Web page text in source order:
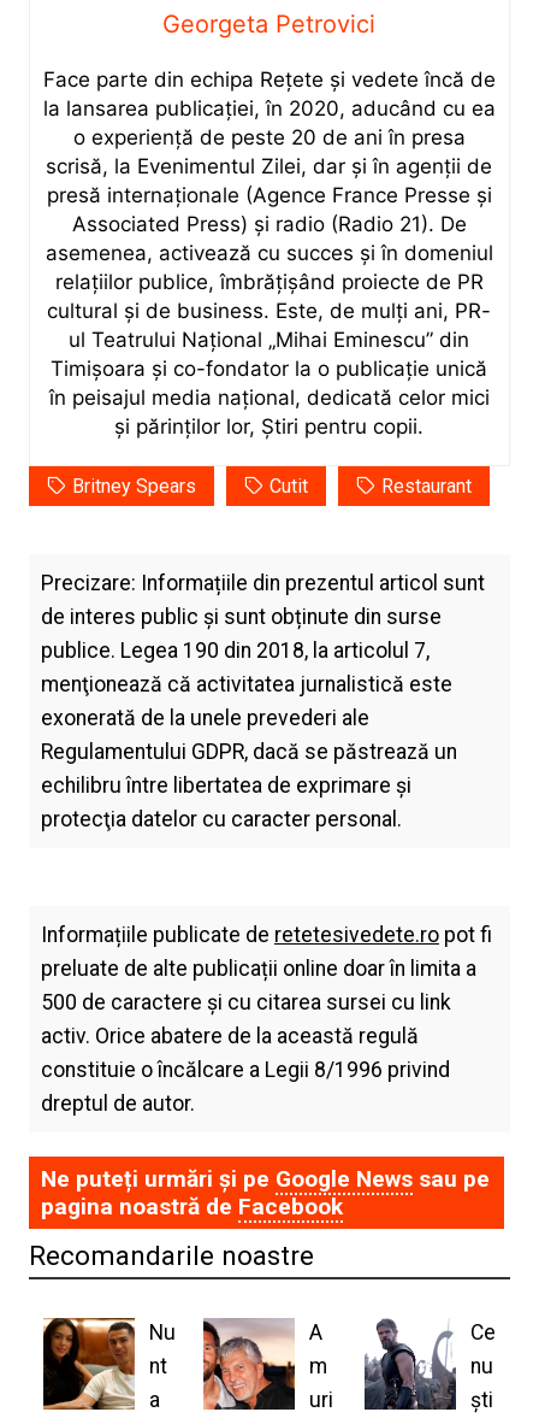
Georgeta Petrovici
Face parte din echipa Rețete și vedete încă de
la lansarea publicației, în 2020, aducând cu ea
o experiență de peste 20 de ani în presa
scrisă, la Evenimentul Zilei, dar și în agenții de
presă internaționale (Agence France Presse și
Associated Press) și radio (Radio 21). De
asemenea, activează cu succes și în domeniul
relațiilor publice, îmbrățișând proiecte de PR
cultural și de business. Este, de mulți ani, PR-
ul Teatrului Național „Mihai Eminescu” din
Timișoara și co-fondator la o publicație unică
în peisajul media național, dedicată celor mici
și părinților lor, Știri pentru copii.
Britney Spears Cutit Restaurant
Precizare: Informațiile din prezentul articol sunt
de interes public și sunt obținute din surse
publice. Legea 190 din 2018, la articolul 7,
menţionează că activitatea jurnalistică este
exonerată de la unele prevederi ale
Regulamentului GDPR, dacă se păstrează un
echilibru între libertatea de exprimare şi
protecţia datelor cu caracter personal.
Informațiile publicate de retetesivedete.ropot fi
preluate de alte publicații online doar în limita a
500 de caractere și cu citarea sursei cu link
activ. Orice abatere de la această regulă
constituie o încălcare a Legii 8/1996 privind
dreptul de autor.
Ne puteți urmări și pe Google Newssau pe
pagina noastră de Facebook
Recomandarile noastre
Nu
nt
a
A
m
uri
Ce
nu
ști